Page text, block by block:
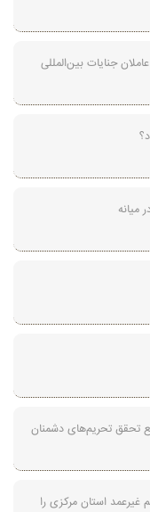
جنایات بین‌المللی
تحقق تحریم‌های دشمنان
آزادی ۳۶ زندانی جرائم غیرعمد استان مرکزی را